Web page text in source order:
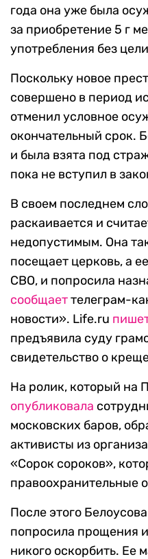
года она уже была
за приобретение 5 г
употребления без
Поскольку новое
совершено в период
отменил условное
окончательный срок.
и была взята под
пока не вступил в
В своем последнем
раскаивается и
недопустимым. Она
посещает церковь, а
СВО, и попросила
сообщаеттелеграм-
новости». Life.ru
предъявила суду
свидетельство о
На ролик, который на
опубликовала
московских баров,
активисты из
«Сорок сороков»,
правоохранительные
После этого
попросила прощения
никого оскорбить. Ее